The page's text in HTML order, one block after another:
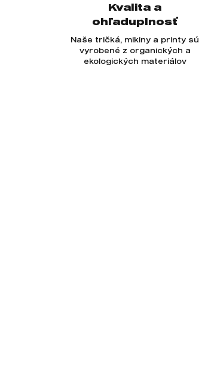
Kvalita a
ohľaduplnosť
Naše tričká, mikiny a printy sú
vyrobené z organických a
ekologických materiálov